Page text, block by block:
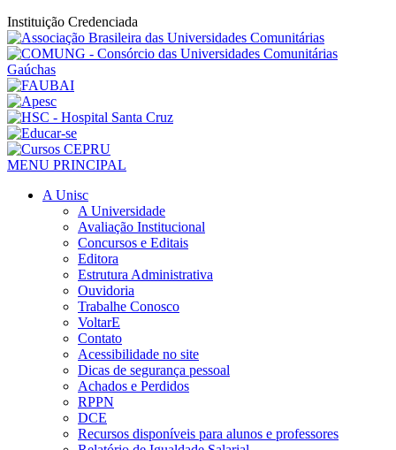
Instituição Credenciada
MENU PRINCIPAL
A Unisc
A Universidade
Avaliação Institucional
Concursos e Editais
Editora
Estrutura Administrativa
Ouvidoria
Trabalhe Conosco
VoltarE
Contato
Acessibilidade no site
Dicas de segurança pessoal
Achados e Perdidos
RPPN
DCE
Recursos disponíveis para alunos e professores